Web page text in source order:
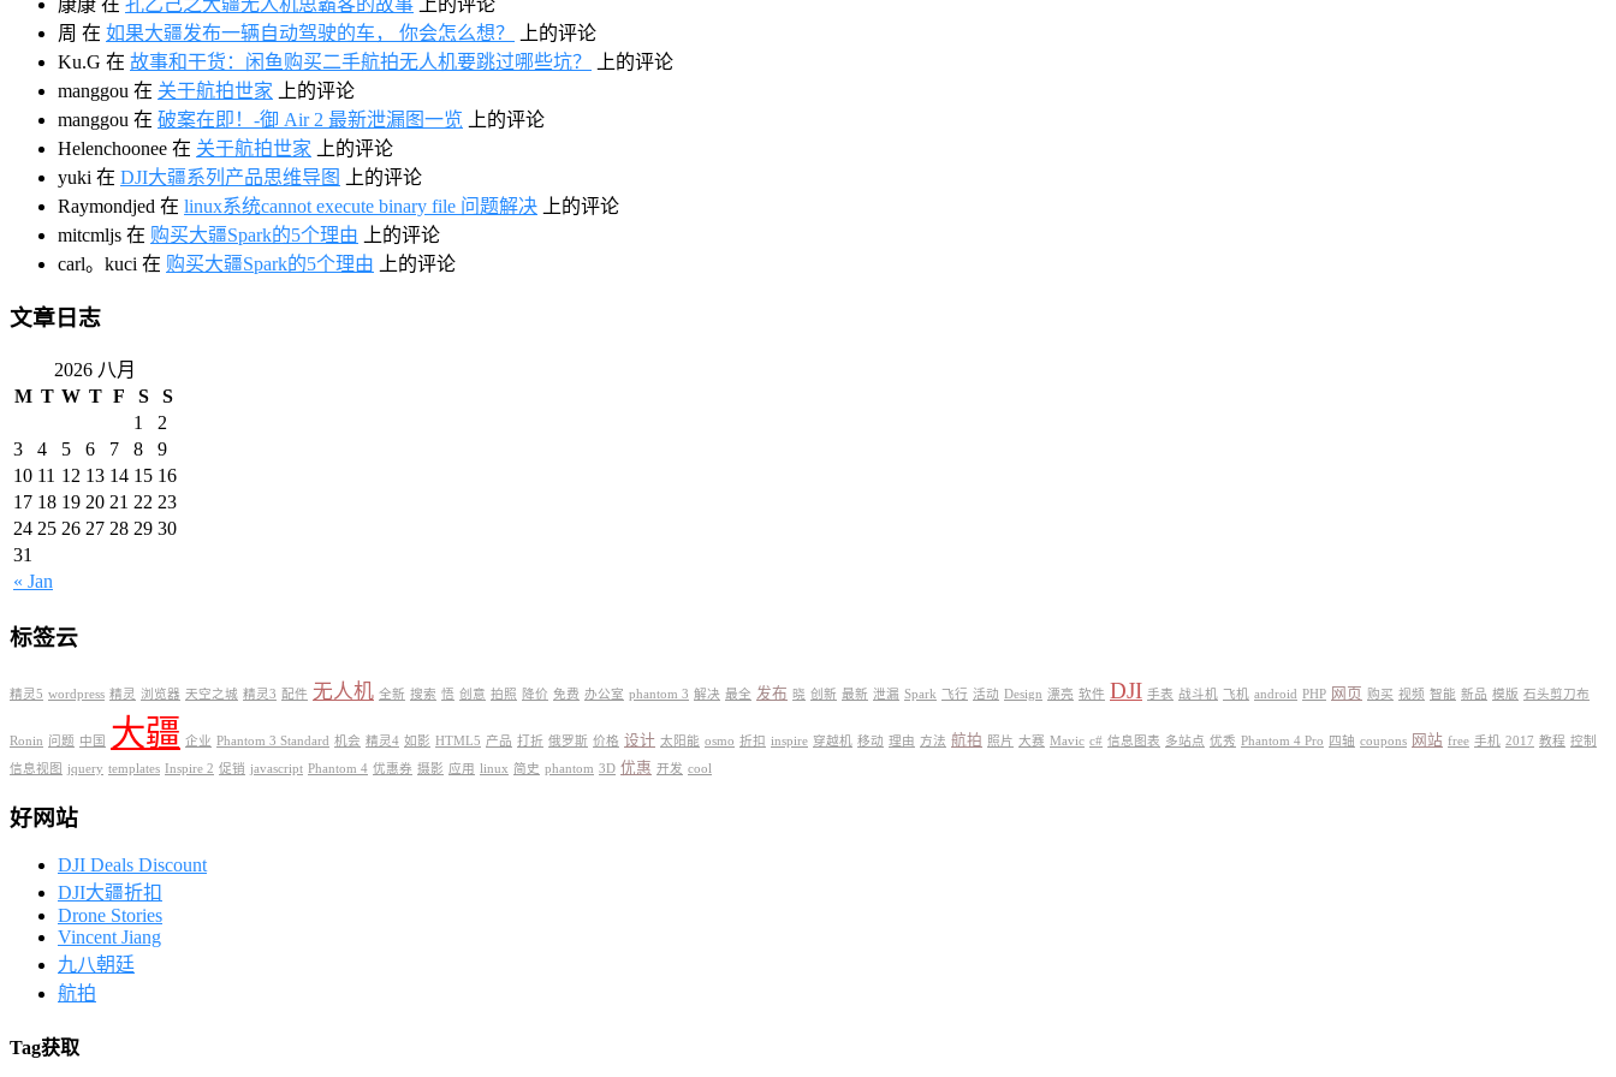
周 在 如果大疆发布一辆自动驾驶的车， 你会怎么想？
上的评论
Ku.G 在 故事和干货：闲鱼购买二手航拍无人机要跳过哪些坑？
上的评论
manggou 在 关于航拍世家 上的评论
manggou 在 破案在即！-御 Air 2 最新泄漏图一览 上的评论
Helenchoonee 在 关于航拍世家 上的评论
yuki 在 DJI大疆系列产品思维导图
上的评论
Raymondjed 在 linux系统cannot execute binary file 问题解决 上的评论
mitcmljs 在 购买大疆Spark的5个理由 上的评论
carl。kuci 在 购买大疆Spark的5个理由 上的评论
文章日志
2026 八月
M T W T F S S
« Jan
1
2
3
4 5 6 7 8
9
10 11 12 13 14 15 16
17 18 19 20 21 22 23
24 25 26 27 28 29 30
31
标签云
精灵5 wordpress 精灵 浏览器 天空之城 精灵3 配件 无人机 全新 搜索 悟 创意 拍照 降价 免费 办公室 phantom 3 解决 最全 发布 晓 创新 最新 泄漏 Spark 飞行 活动 Design 漂亮 软件 DJI 手表 战斗机 飞机 android PHP 网页 购买 视频 智能 新品 模版 石头剪刀布
Ronin 问题 中国 大疆 企业 Phantom 3 Standard 机会 精灵4 如影 HTML5 产品 打折 俄罗斯 价格 设计 太阳能 osmo 折扣 inspire 穿越机 移动 理由 方法 航拍 照片 大赛 Mavic c# 信息图表 多站点 优秀 Phantom 4 Pro 四轴 coupons 网站 free 手机 2017 教程 控制
信息视图 jquery templates Inspire 2 促销 javascript Phantom 4 优惠券 摄影 应用 linux 简史 phantom 3D 优惠 开发 cool
好网站
DJI Deals Discount
DJI大疆折扣
Drone Stories
Vincent Jiang
九八朝廷
航拍
Tag获取